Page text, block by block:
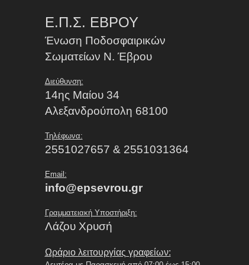
Ε.Π.Σ. ΕΒΡΟΥ
Ένωση Ποδοσφαιρικών
Σωματείων Ν. Έβρου
Διεύθυνση:
14ης Μαίου 34
Αλεξανδρούπολη 68100
Τηλέφωνα:
2551027657 & 2551031364
Email:
info@epsevrou.gr
Γραμματειακή Υποστήριξη:
Λάζου Χρυσή
Ωράριο λειτουργίας γραφείων: